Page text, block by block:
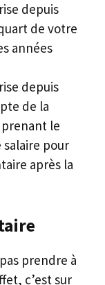
depuis
de votre
années
depuis
de la
le
salaire pour
après la
prendre à
c’est sur